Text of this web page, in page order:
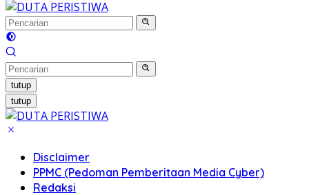
tutup
tutup
Disclaimer
PPMC (Pedoman Pemberitaan Media Cyber)
Redaksi